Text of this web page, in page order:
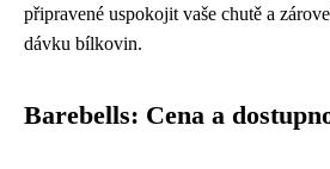
připravené uspokojit vaše chutě a
dávku bílkovin.
Barebells: Cena a